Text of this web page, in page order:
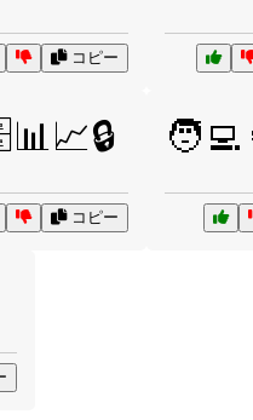
コピー
コピー